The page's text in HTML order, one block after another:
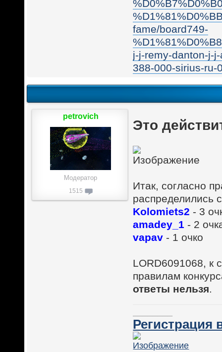
fame/board749-
j-j-remy-danton-j-
388-000-sirius-ru-
Это
Итак, согласно
распределились
Kolomiets2 - 3
amadey_1 - 2
vapav - 1 очко
LORD6091068, к
правилам
ответы нельзя.
Регистрация
petrovich
Модератор
1515